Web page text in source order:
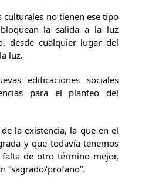
culturales no tienen ese tipo
la salida a la luz
desde cualquier lugar del
luz.
edificaciones sociales
para el planteo del
la existencia, la que en el
y que todavía tenemos
de otro término mejor,
“sagrado/profano”.